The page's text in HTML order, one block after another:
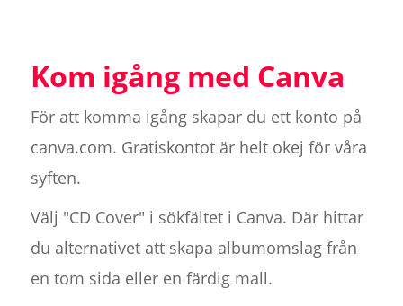
Kom igång med Canva
För att komma igång skapar du ett konto på
canva.com. Gratiskontot är helt okej för våra
syften.
Välj "CD Cover" i sökfältet i Canva. Där hittar
du alternativet att skapa albumomslag från
en tom sida eller en färdig mall.